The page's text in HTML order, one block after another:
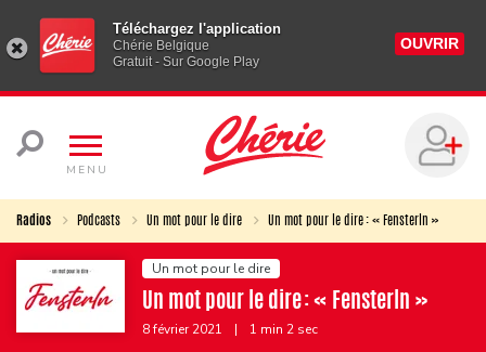
Téléchargez l'application
Chérie Belgique
Gratuit - Sur Google Play
OUVRIR
MENU
Radios Podcasts Un mot pour le dire Un mot pour le dire : « Fensterln »
Un mot pour le dire
Un mot pour le dire : « Fensterln »
8 février 2021 | 1 min 2 sec